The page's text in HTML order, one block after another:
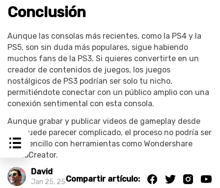
Conclusión
Aunque las consolas más recientes, como la PS4 y la
PS5, son sin duda más populares, sigue habiendo
muchos fans de la PS3. Si quieres convertirte en un
creador de contenidos de juegos, los juegos
nostálgicos de PS3 podrían ser solo tu nicho,
permitiéndote conectar con un público amplio con una
conexión sentimental con esta consola.
Aunque grabar y publicar videos de gameplay desde
PS3 puede parecer complicado, el proceso no podría ser
más sencillo con herramientas como Wondershare
DemoCreator.
David
Jan 25, 25Compartir artículo: